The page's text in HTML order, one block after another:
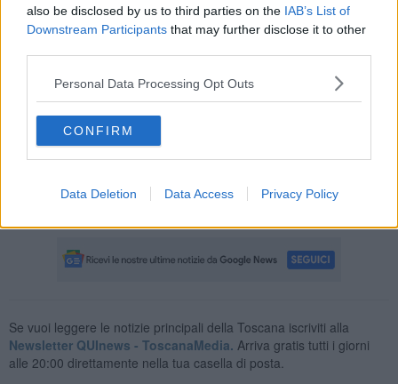
also be disclosed by us to third parties on the IAB’s List of
Downstream Participants that may further disclose it to other
Personal Data Processing Opt Outs
CONFIRM
Data Deletion Data Access Privacy Policy
Invece, nel tratto che va da Pontedera a Pisa e da Pontedera a
Livorno, ci sono diverse aree di servizio che
hanno anche il gpl,
sia in direzione mare che in quella opposta.
La Fipili è lunga poco meno di cento chilometri
completata a metà degli anni 90 con il tratto che porta fino a
Livorno. Il primissimo tratto, inaugurato nel 1970, è quello tra
dei mondiali del 1990 per favorire il traffico tra l'aeroporto pisano e
Se vuoi leggere le notizie principali della Toscana iscriviti alla
Newsletter QUInews - ToscanaMedia. Arriva gratis tutti i giorni
alle 20:00 direttamente nella tua casella di posta.